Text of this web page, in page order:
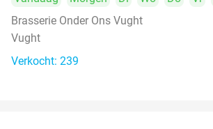
Brasserie Onder Ons Vught
Vught
Verkocht: 239